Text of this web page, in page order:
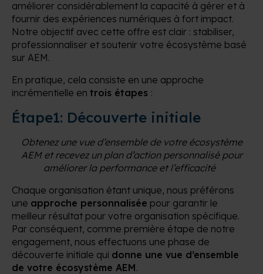
améliorer considérablement la capacité à gérer et à
fournir des expériences numériques à fort impact.
Notre objectif avec cette offre est clair : stabiliser,
professionnaliser et soutenir votre écosystème basé
sur AEM.
En pratique, cela consiste en une approche
incrémentielle en trois étapes :
Étape1: Découverte initiale
Obtenez une vue d’ensemble de votre écosystème
AEM et recevez un plan d’action personnalisé pour
améliorer la performance et l’efficacité
Chaque organisation étant unique, nous préférons
une approche personnalisée pour garantir le
meilleur résultat pour votre organisation spécifique.
Par conséquent, comme première étape de notre
engagement, nous effectuons une phase de
découverte initiale qui donne une vue d’ensemble
de votre écosystème AEM.